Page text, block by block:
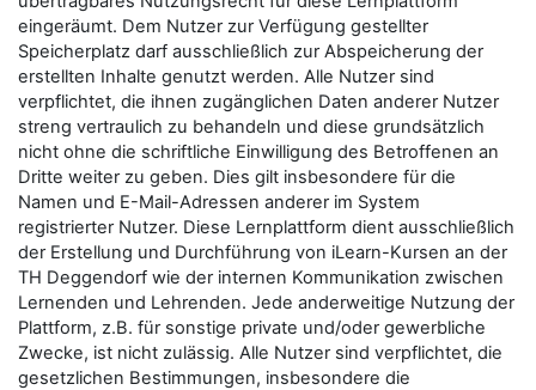
eingeräumt. Dem Nutzer zur Verfügung gestellter
Speicherplatz darf ausschließlich zur Abspeicherung der
erstellten Inhalte genutzt werden. Alle Nutzer sind
verpflichtet, die ihnen zugänglichen Daten anderer Nutzer
streng vertraulich zu behandeln und diese grundsätzlich
nicht ohne die schriftliche Einwilligung des Betroffenen an
Dritte weiter zu geben. Dies gilt insbesondere für die
Namen und E-Mail-Adressen anderer im System
registrierter Nutzer. Diese Lernplattform dient ausschließlich
der Erstellung und Durchführung von iLearn-Kursen an der
TH Deggendorf wie der internen Kommunikation zwischen
Lernenden und Lehrenden. Jede anderweitige Nutzung der
Plattform, z.B. für sonstige private und/oder gewerbliche
Zwecke, ist nicht zulässig. Alle Nutzer sind verpflichtet, die
gesetzlichen Bestimmungen, insbesondere die